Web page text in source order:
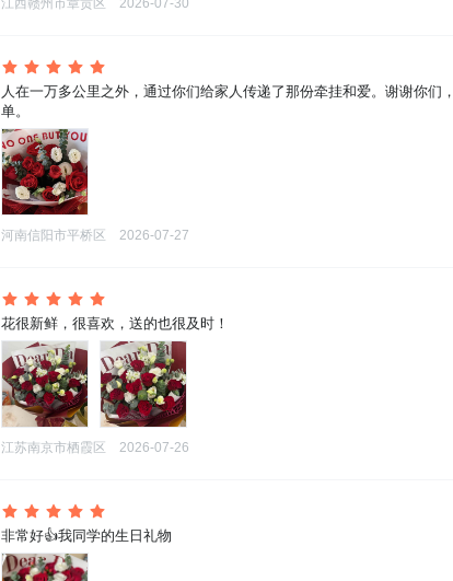
江西赣州市章贡区 2026-07-30
人在一万多公里之外，通过你们给家人传递了那份牵挂和爱。谢谢你
单。
河南信阳市平桥区 2026-07-27
花很新鲜，很喜欢，送的也很及时！
江苏南京市栖霞区 2026-07-26
非常好👍我同学的生日礼物